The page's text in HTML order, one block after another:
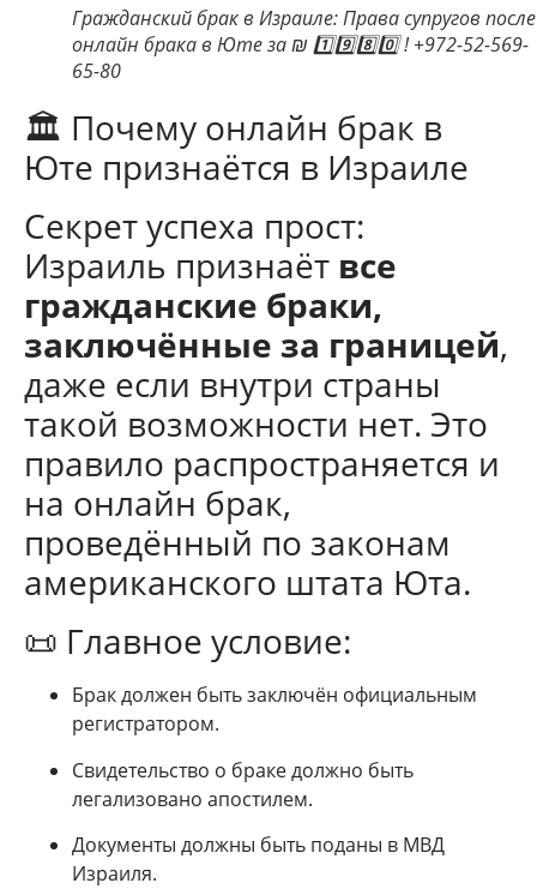
Гражданский брак в Израиле: Права супругов после
онлайн брака в Юте за ₪ 1️⃣9️⃣8️⃣0️⃣ ! +972-52-569-
65-80
🏛 Почему онлайн брак в
Юте признаётся в Израиле
Секрет успеха прост:
Израиль признаёт все
гражданские браки,
заключённые за границей,
даже если внутри страны
такой возможности нет. Это
правило распространяется и
на онлайн брак,
проведённый по законам
американского штата Юта.
📜 Главное условие:
Брак должен быть заключён официальным
регистратором.
Свидетельство о браке должно быть
легализовано апостилем.
Документы должны быть поданы в МВД
Израиля.